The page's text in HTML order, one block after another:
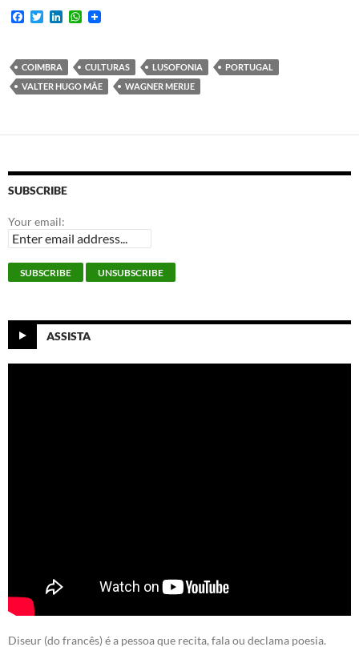
F
b
o
o
T
t
e
r
d
I
W
s
A
p
COIMBRA CULTURAS LUSOFONIA
PORTUGAL
VALTER HUGO MÃE
WAGNER MERIJE
SUBSCRIBE
Your email:
ASSISTA
Diseur (do francês) é a pessoa que recita, fala ou declama poesia.